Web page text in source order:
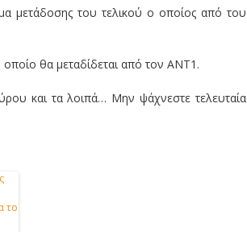
μετάδοσης του τελικού ο οποίος από του
οποίο θα μεταδίδεται από τον ΑΝΤ1.
και τα λοιπά… Μην ψάχνεστε τελευταία